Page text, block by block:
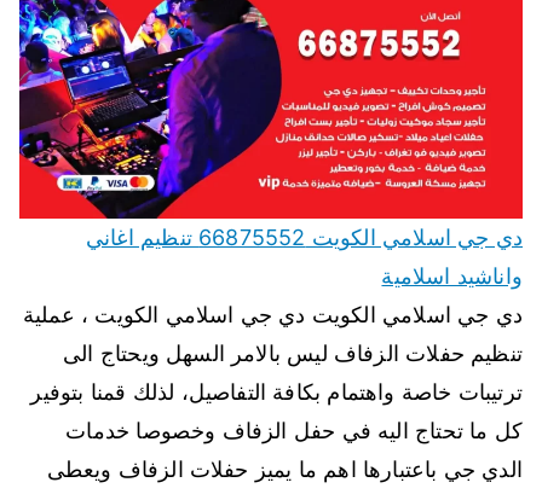
دي جي اسلامي الكويت 66875552 تنظيم اغاني
واناشيد اسلامية
دي جي اسلامي الكويت دي جي اسلامي الكويت ، عملية
تنظيم حفلات الزفاف ليس بالامر السهل ويحتاج الى
ترتيبات خاصة واهتمام بكافة التفاصيل، لذلك قمنا بتوفير
كل ما تحتاج اليه في حفل الزفاف وخصوصا خدمات
الدي جي باعتبارها اهم ما يميز حفلات الزفاف ويعطى